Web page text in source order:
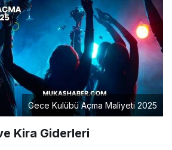
Gece Kulübü Açma Maliyeti 2025
Kira Giderleri